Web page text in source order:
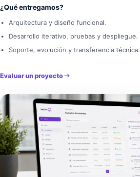
¿Qué entregamos?
Arquitectura y diseño funcional.
Desarrollo iterativo, pruebas y despliegue.
Soporte, evolución y transferencia técnica.
Evaluar un proyecto